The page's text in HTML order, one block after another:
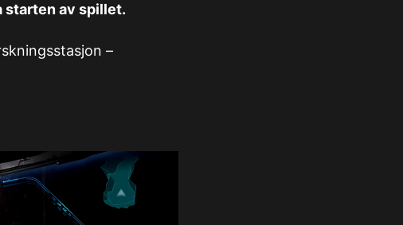
starten av spillet.
–